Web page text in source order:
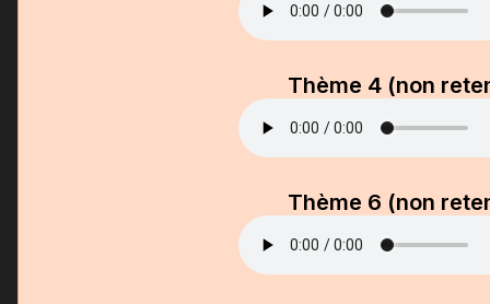
Thème 4 (non
Thème 6 (non